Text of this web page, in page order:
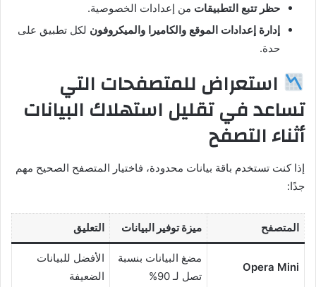
حظر تتبع التطبيقات من إعدادات الخصوصية.
إدارة إعدادات الموقع والكاميرا والميكروفون لكل تطبيق على
حدة.
استعراض للمتصفحات التي
تساعد في تقليل استهلاك البيانات
أثناء التصفح
إذا كنت تستخدم باقة بيانات محدودة، فاختيار المتصفح الصحيح مهم
جدًا:
المتصفح ميزة توفير البيانات التعليق
Opera Mini
مضغ البيانات بنسبة
تصل لـ 90%
الأفضل للبيانات
الضعيفة